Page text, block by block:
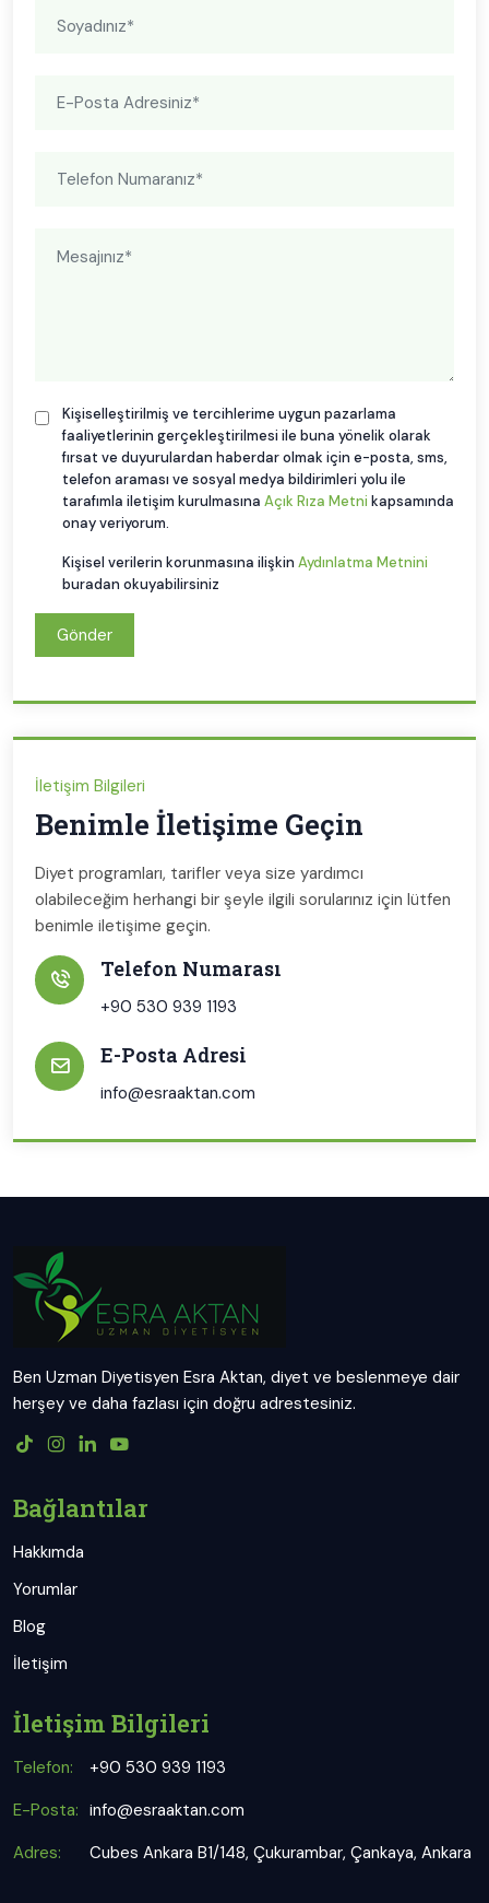
Kişiselleştirilmiş ve tercihlerime uygun pazarlama
faaliyetlerinin gerçekleştirilmesi ile buna yönelik olarak
fırsat ve duyurulardan haberdar olmak için e-posta, sms,
telefon araması ve sosyal medya bildirimleri yolu ile
tarafımla iletişim kurulmasına Açık Rıza Metni kapsamında
onay veriyorum.
Kişisel verilerin korunmasına ilişkin Aydınlatma Metnini
buradan okuyabilirsiniz
Gönder
İletişim Bilgileri
Benimle İletişime Geçin
Diyet programları, tarifler veya size yardımcı
olabileceğim herhangi bir şeyle ilgili sorularınız için lütfen
benimle iletişime geçin.
Telefon Numarası
+90 530 939 1193
E-Posta Adresi
info@esraaktan.com
Ben Uzman Diyetisyen Esra Aktan, diyet ve beslenmeye dair
herşey ve daha fazlası için doğru adrestesiniz.
Bağlantılar
Hakkımda
Yorumlar
Blog
İletişim
İletişim Bilgileri
Telefon:
+90 530 939 1193
E-Posta: info@esraaktan.com
Adres:
Cubes Ankara B1/148, Çukurambar, Çankaya, Ankara